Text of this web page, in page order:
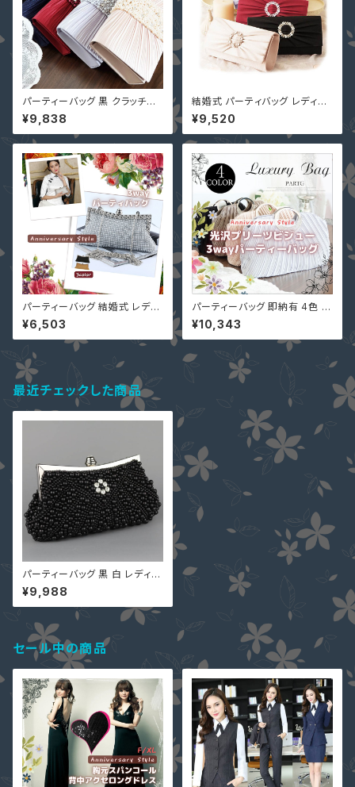
パーティーバッグ 黒 クラッチバ
ッグ ファッションバッグ 3WAY
大きめバッグ YJ-B55096 パー
ティバック レディース 結婚式 卒
¥9,838
結婚式 パーティバッグ レディー
ス ワインレッド 収納力 大きめバ
ッグ レディースバッグ パーティ
ーバッグ クラッチバッグ ファッシ
鞄 バック
¥9,520
パーティーバッグ 結婚式 レディ
ース クラッチバッグ シルバー 即
納 黒 ゴールド 上品 輝く ライン
ストーン 3way LS-B50167 シ
ョルダーバッグ ハンドバッグ 秋
¥6,503
パーティーバッグ 即納有 4色 ハ
ンドバッグ ファッションバッグ 3
WAY 収納力抜群 YJ-B55156
7 大きめ バッグ パーティバック
光沢 ビジュー プリーツ
¥10,343
最近チェックした商品
パーティーバッグ 黒 白 レディー
ス バッグ クラッチバッグ 大人 上
品 贅沢 パール 3Way JL-B75
196 ブラック ホワイト
¥9,988
セール中の商品